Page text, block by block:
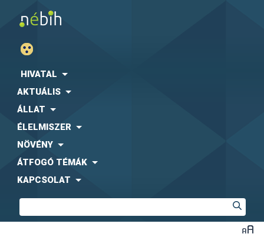
HIVATAL
AKTUÁLIS
ÁLLAT
ÉLELMISZER
NÖVÉNY
ÁTFOGÓ TÉMÁK
KAPCSOLAT